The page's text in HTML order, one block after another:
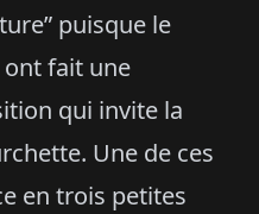
puisque le
ont fait une
qui invite la
Une de ces
en trois petites